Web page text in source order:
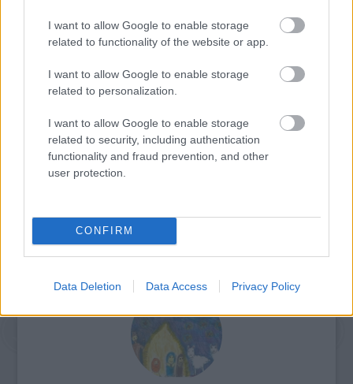
I want to allow Google to enable storage
related to functionality of the website or app.
I want to allow Google to enable storage
related to personalization.
I want to allow Google to enable storage
related to security, including authentication
functionality and fraud prevention, and other
user protection.
CONFIRM
Data Deletion Data Access Privacy Policy
Forrás:Magyar Nemzet Online
A HAGYOMÁNYOK HÁZA ÜNNEPVÁRÓ